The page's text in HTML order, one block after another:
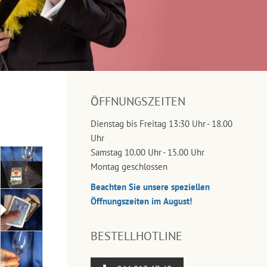
ÖFFNUNGSZEITEN
Dienstag bis Freitag 13:30 Uhr - 18.00
Uhr
Samstag 10.00 Uhr - 15.00 Uhr
Montag geschlossen
Beachten Sie unsere speziellen
Öffnungszeiten im August!
BESTELLHOTLINE